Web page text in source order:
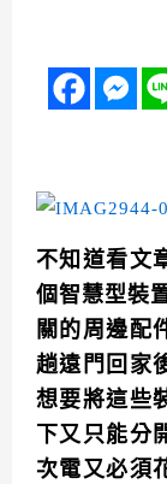
不知道看文
個智慧型裝
關的周邊配
趟遠門回家
想要將這些
下又只能
次電又必須